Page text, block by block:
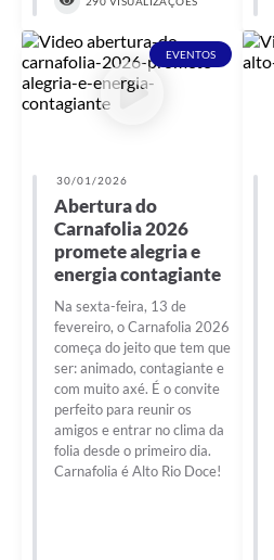
EVENTOS
30/01/2026
Abertura do
Carnafolia 2026
promete alegria e
energia contagiante
Na sexta-feira, 13 de
fevereiro, o Carnafolia 2026
começa do jeito que tem que
ser: animado, contagiante e
com muito axé. É o convite
perfeito para reunir os
amigos e entrar no clima da
folia desde o primeiro dia.
Carnafolia é Alto Rio Doce!